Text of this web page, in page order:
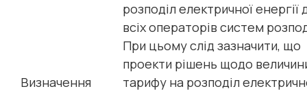
Визначення
розподіл електричної енергії
всіх операторів систем
При цьому слід зазначити, що
проекти рішень щодо
тарифу на розподіл